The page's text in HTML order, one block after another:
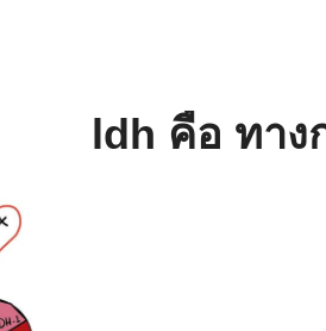
ldh คือ ทาง